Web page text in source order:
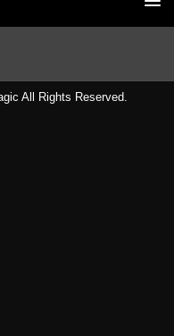
All Rights Reserved.